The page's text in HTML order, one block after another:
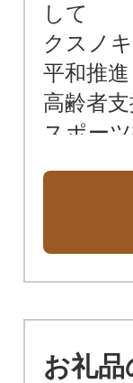
して
クスノ
平和推
高齢者
スポー
お礼